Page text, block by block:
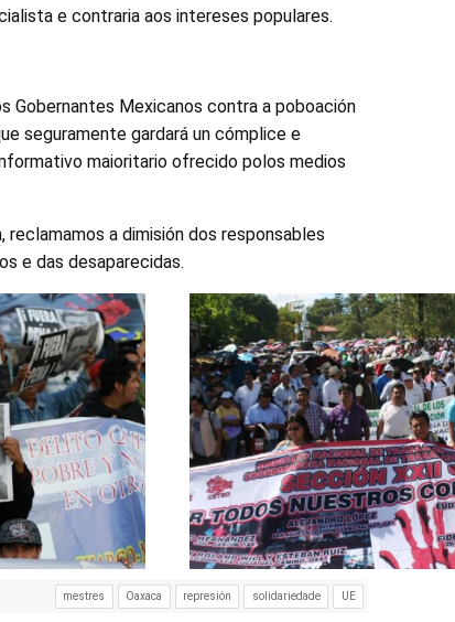
e contraria aos intereses populares.
Gobernantes Mexicanos contra a poboación
seguramente gardará un cómplice e
maioritario ofrecido polos medios
a dimisión dos responsables
e das desaparecidas.
mestres Oaxaca represión solidariedade UE